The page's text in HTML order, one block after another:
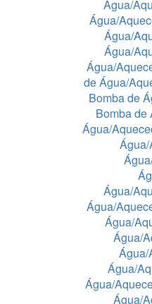
Água/
Água/
Água/
Água/
Água/
de Água/
Bomba de
Bomba de
Água/
Água/
Água/
Água/
Água/
Água/
Água/
Água/
Água/